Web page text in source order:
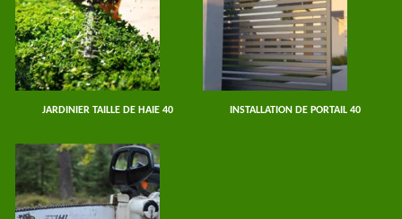
JARDINIER TAILLE DE HAIE 40 INSTALLATION DE PORTAIL 40